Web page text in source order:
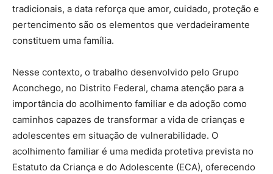
tradicionais, a data reforça que amor, cuidado, proteção e
pertencimento são os elementos que verdadeiramente
constituem uma família.
Nesse contexto, o trabalho desenvolvido pelo Grupo
Aconchego, no Distrito Federal, chama atenção para a
importância do acolhimento familiar e da adoção como
caminhos capazes de transformar a vida de crianças e
adolescentes em situação de vulnerabilidade. O
acolhimento familiar é uma medida protetiva prevista no
Estatuto da Criança e do Adolescente (ECA), oferecendo